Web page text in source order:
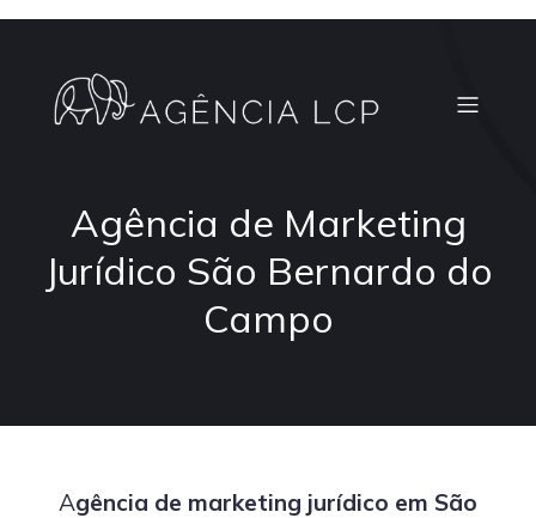
Agência de Marketing
Jurídico São Bernardo do
Campo
Agência de marketing jurídico em São